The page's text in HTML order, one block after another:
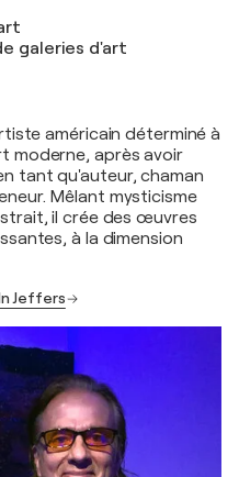
galeries d'art
américain déterminé à
moderne, après avoir
tant qu'auteur, chaman
Mêlant mysticisme
il crée des œuvres
à la dimension
Jeffers